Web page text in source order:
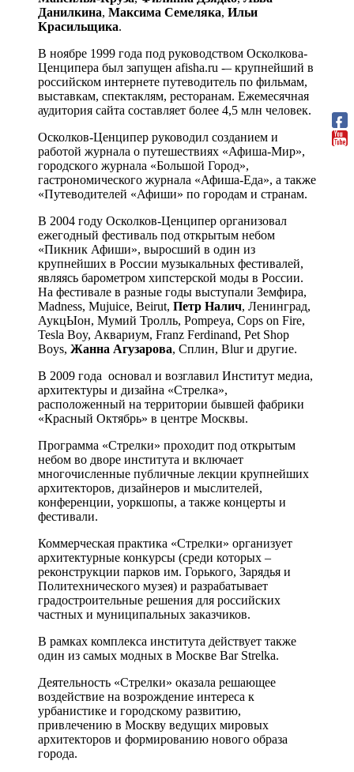
Данилкина, Максима Семеляка, Ильи
Красильщика.
В ноябре 1999 года под руководством Осколкова-
Ценципера был запущен afisha.ru -– крупнейший в
российском интернете путеводитель по фильмам,
выставкам, спектаклям, ресторанам. Ежемесячная
аудитория сайта составляет более 4,5 млн человек.
Осколков-Ценципер руководил созданием и
работой журнала о путешествиях «Афиша-Мир»,
городского журнала «Большой Город»,
гастрономического журнала «Афиша-Еда», а также
«Путеводителей «Афиши» по городам и странам.
В 2004 году Осколков-Ценципер организовал
ежегодный фестиваль под открытым небом
«Пикник Афиши», выросший в один из
крупнейших в России музыкальных фестивалей,
являясь барометром хипстерской моды в России.
На фестивале в разные годы выступали Земфира,
Madness, Mujuice, Beirut, Петр Налич, Ленинград,
АукцЫон, Мумий Тролль, Pompeya, Cops on Fire,
Tesla Boy, Аквариум, Franz Ferdinand, Pet Shop
Boys, Жанна Агузарова, Сплин, Blur и другие.
В 2009 года основал и возглавил Институт медиа,
архитектуры и дизайна «Стрелка»,
расположенный на территории бывшей фабрики
«Красный Октябрь» в центре Москвы.
Программа «Стрелки» проходит под открытым
небом во дворе института и включает
многочисленные публичные лекции крупнейших
архитекторов, дизайнеров и мыслителей,
конференции, уоркшопы, а также концерты и
фестивали.
Коммерческая практика «Стрелки» организует
архитектурные конкурсы (среди которых –
реконструкции парков им. Горького, Зарядья и
Политехнического музея) и разрабатывает
градостроительные решения для российских
частных и муниципальных заказчиков.
В рамках комплекса института действует также
один из самых модных в Москве Bar Strelka.
Деятельность «Стрелки» оказала решающее
воздействие на возрождение интереса к
урбанистике и городскому развитию,
привлечению в Москву ведущих мировых
архитекторов и формированию нового образа
города.